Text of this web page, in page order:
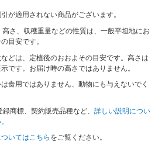
が適用されない商品がございます。
さ、収穫重量などの性質は、一般平坦地にお
目安です。
どは、定植後のおおよその目安です。高さは
です。お届け時の高さではありません。
食用ではありません、動物にも与えないでく
録商標、契約販売品種など、詳しい説明につい
いてはこちら をご覧ください。